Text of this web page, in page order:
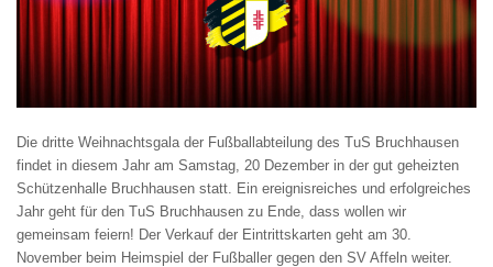
Die dritte Weihnachtsgala der Fußballabteilung des TuS Bruchhausen
findet in diesem Jahr am Samstag, 20 Dezember in der gut geheizten
Schützenhalle Bruchhausen statt. Ein ereignisreiches und erfolgreiches
Jahr geht für den TuS Bruchhausen zu Ende, dass wollen wir
gemeinsam feiern! Der Verkauf der Eintrittskarten geht am 30.
November beim Heimspiel der Fußballer gegen den SV Affeln weiter.